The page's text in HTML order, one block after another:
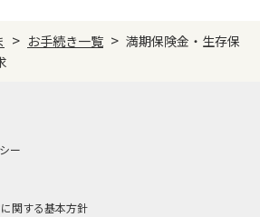
> お手続き一覧 > 満期保険金・生存保
ー
関する基本方針